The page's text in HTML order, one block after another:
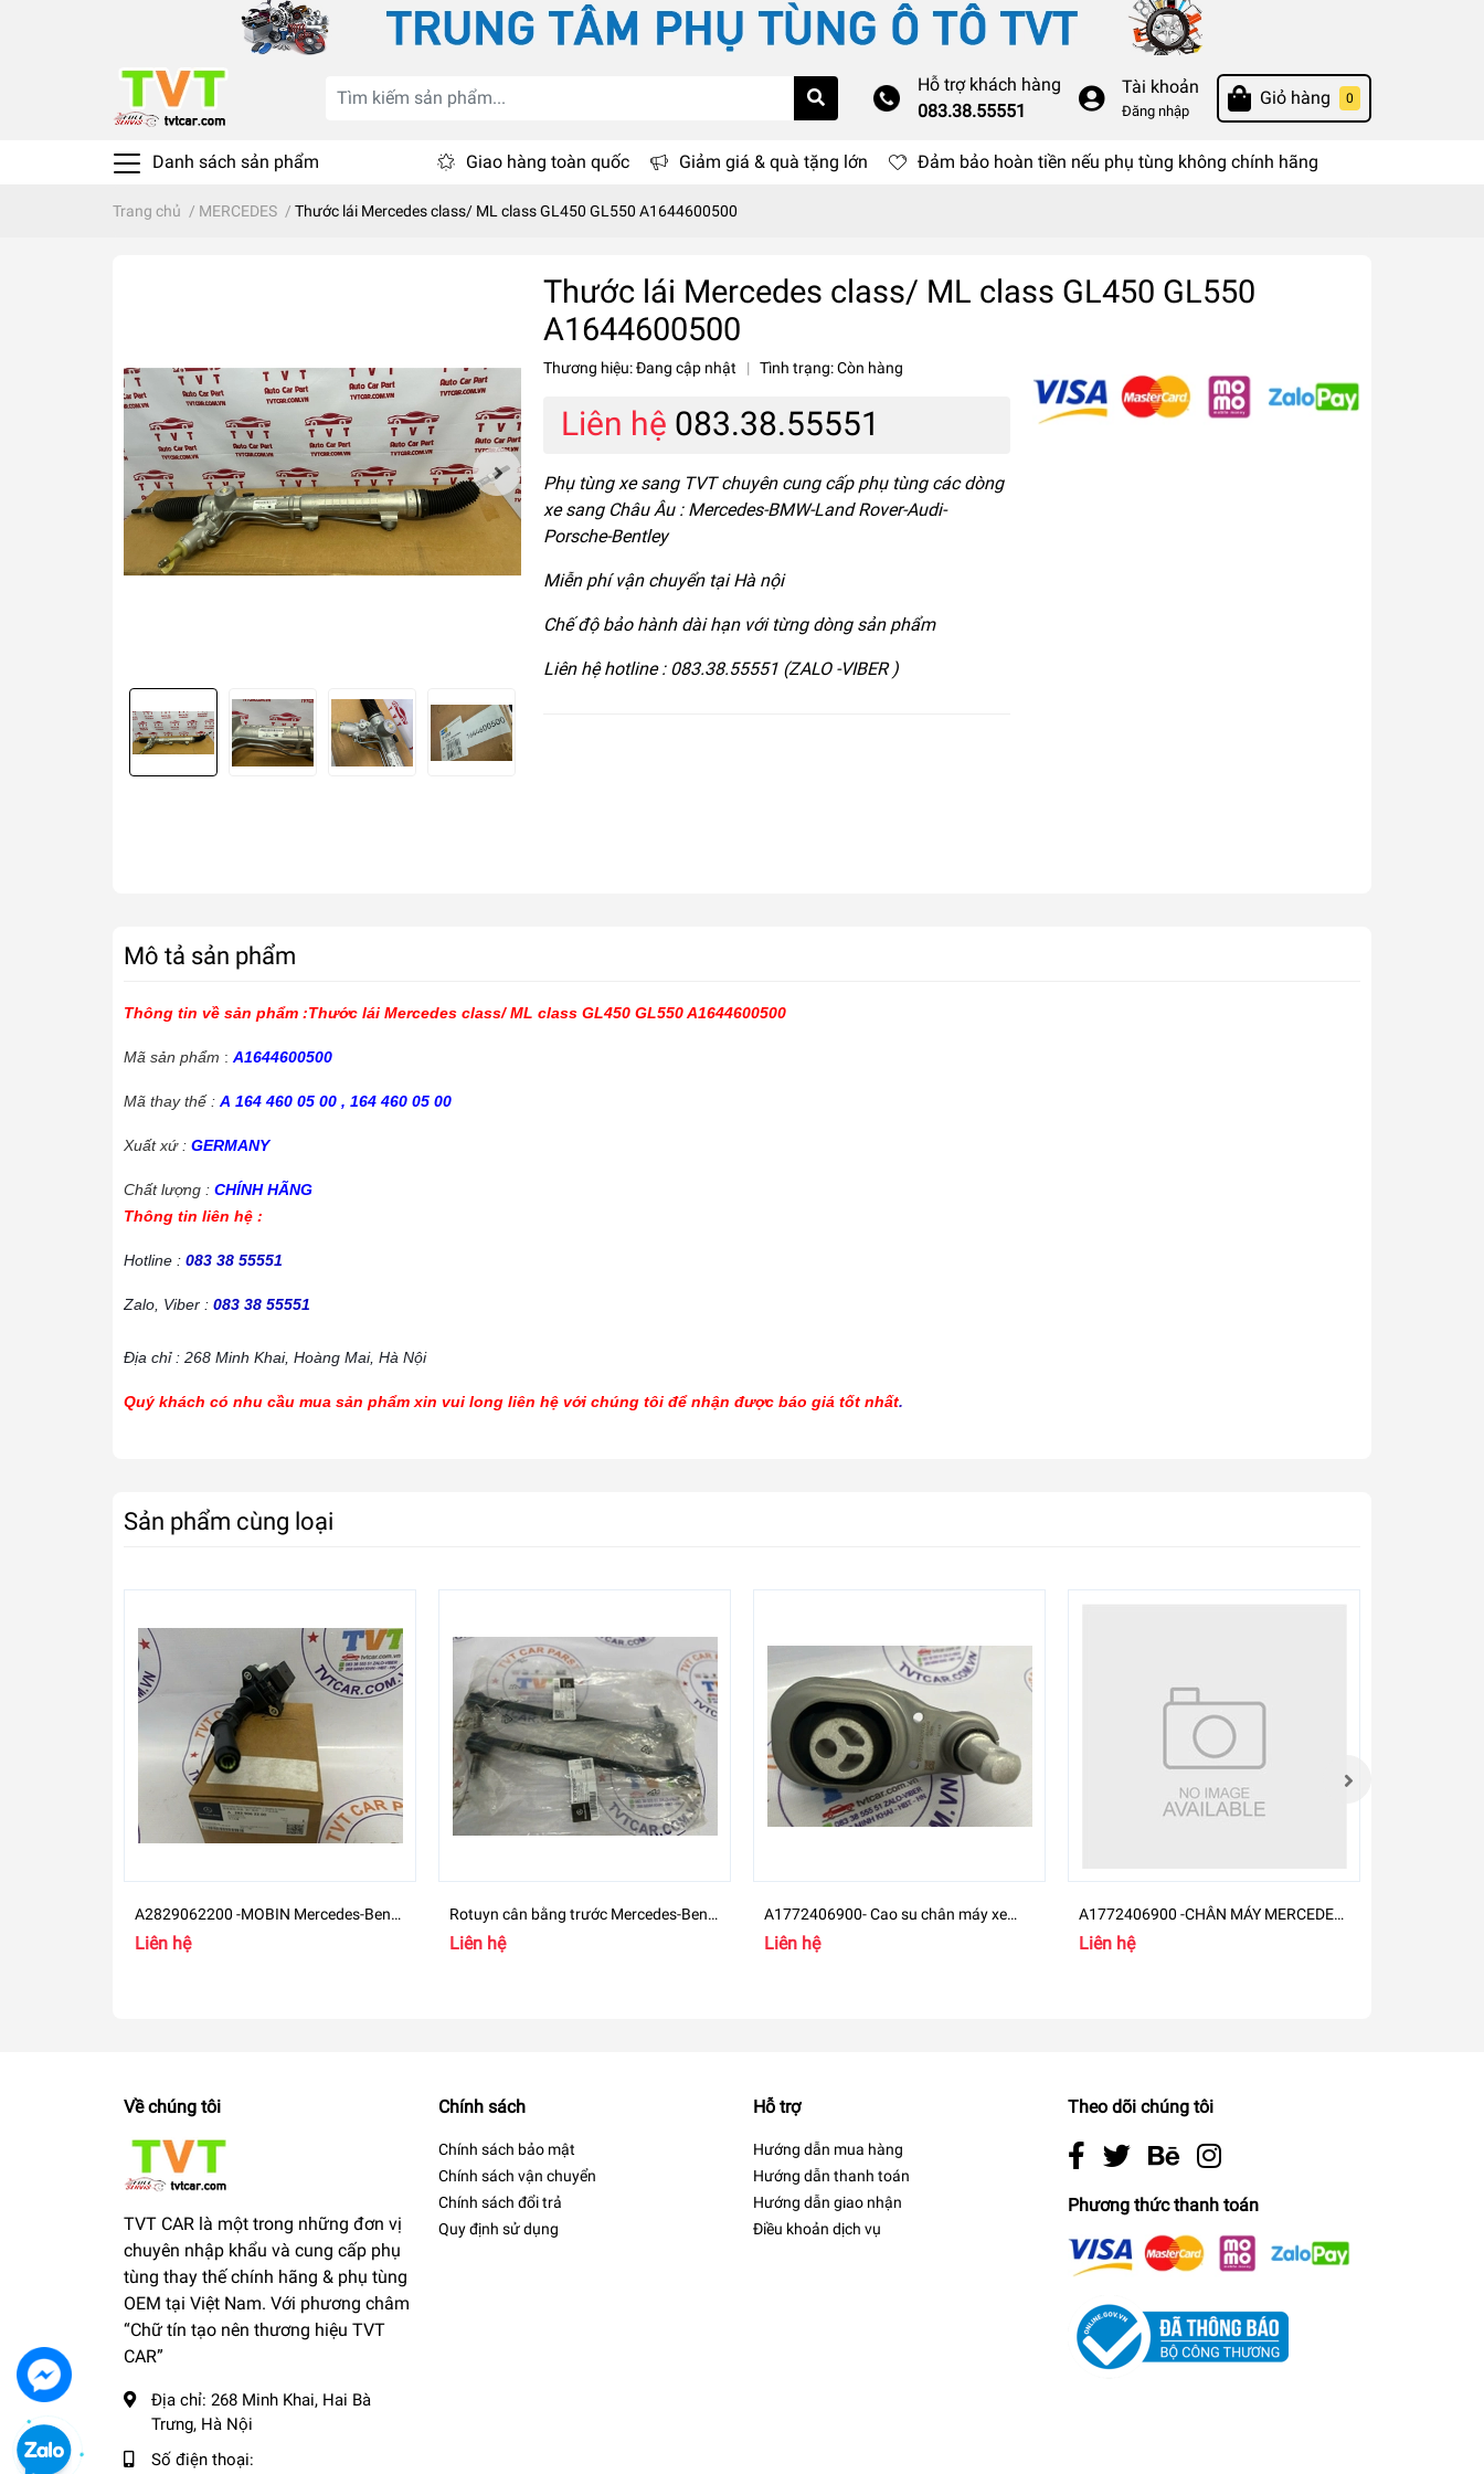
Hỗ trợ khách hàng
083.38.55551
Tài khoản
Đăng nhập
Giỏ hàng 0
Danh sách sản phẩm Giao hàng toàn quốc Giảm giá & quà tặng lớn Đảm bảo hoàn tiền nếu phụ tùng không chính hãng
Trang chủ / MERCEDES / Thước lái Mercedes class/ ML class GL450 GL550 A1644600500
Thước lái Mercedes class/ ML class GL450 GL550
A1644600500
Thương hiệu:Đang cập nhật | Tình trạng:Còn hàng
Liên hệ 083.38.55551
Phụ tùng xe sang TVT chuyên cung cấp phụ tùng các dòng
xe sang Châu Âu : Mercedes-BMW-Land Rover-Audi-
Porsche-Bentley
Miễn phí vận chuyển tại Hà nội
Chế độ bảo hành dài hạn với từng dòng sản phẩm
Liên hệ hotline : 083.38.55551 (ZALO -VIBER )
Mô tả sản phẩm
Thông tin về sản phẩm :Thước lái Mercedes class/ ML class GL450 GL550 A1644600500
Mã sản phẩm : A1644600500
Mã thay thế : A 164 460 05 00 , 164 460 05 00
Xuất xứ : GERMANY
Chất lượng : CHÍNH HÃNG
Thông tin liên hệ :
Hotline : 083 38 55551
Zalo, Viber : 083 38 55551
Địa chỉ : 268 Minh Khai, Hoàng Mai, Hà Nội
Quý khách có nhu cầu mua sản phẩm xin vui long liên hệ với chúng tôi để nhận được báo giá tốt nhất.
Sản phẩm cùng loại
A2829062200 -MOBIN Mercedes-Benz
BLiên hệ
Rotuyn cân bằng trước Mercedes-Benz
GLB 200 - A2473204200
Liên hệ
A1772406900- Cao su chân máy xe
Mercedes GLB Class
Liên hệ
A1772406900 -CHÂN MÁY MERCEDES-
BENZ GLB
Liên hệ
Về chúng tôi
TVT CAR là một trong những đơn vị
chuyên nhập khẩu và cung cấp phụ
tùng thay thế chính hãng & phụ tùng
OEM tại Việt Nam. Với phương châm
“Chữ tín tạo nên thương hiệu TVT
CAR”
Địa chỉ: 268 Minh Khai, Hai Bà
Trưng, Hà Nội
Số điện thoại:
Chính sách
Chính sách bảo mật
Chính sách vận chuyển
Chính sách đổi trả
Quy định sử dụng
Hỗ trợ
Hướng dẫn mua hàng
Hướng dẫn thanh toán
Hướng dẫn giao nhận
Điều khoản dịch vụ
Theo dõi chúng tôi
Phương thức thanh toán